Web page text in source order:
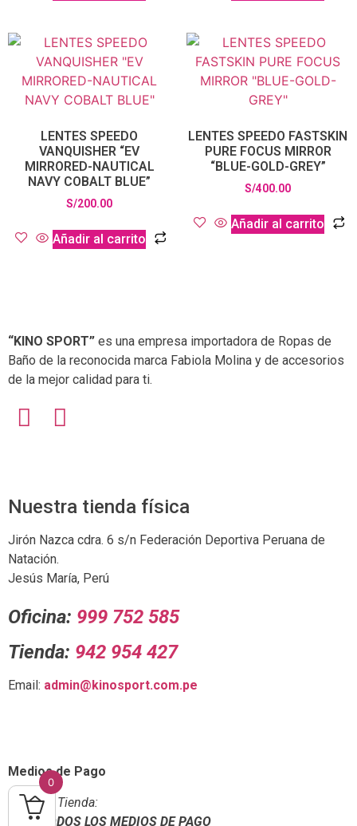
LENTES SPEEDO
VANQUISHER “EV
MIRRORED-NAUTICAL
NAVY COBALT BLUE”
S/200.00
Añadir al carrito
LENTES SPEEDO FASTSKIN
PURE FOCUS MIRROR
“BLUE-GOLD-GREY”
S/400.00
Añadir al carrito
“KINO SPORT” es una empresa importadora de Ropas de
Baño de la reconocida marca Fabiola Molina y de accesorios
de la mejor calidad para ti.
Nuestra tienda física
Jirón Nazca cdra. 6 s/n Federación Deportiva Peruana de
Natación.
Jesús María, Perú
Oficina: 999 752 585
Tienda: 942 954 427
Email: admin@kinosport.com.pe
Medios de Pago
En Tienda:
TODOS LOS MEDIOS DE PAGO
0